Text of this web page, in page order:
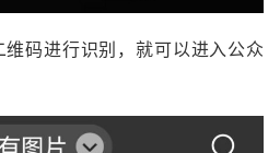
码进行识别，就可以进入公众